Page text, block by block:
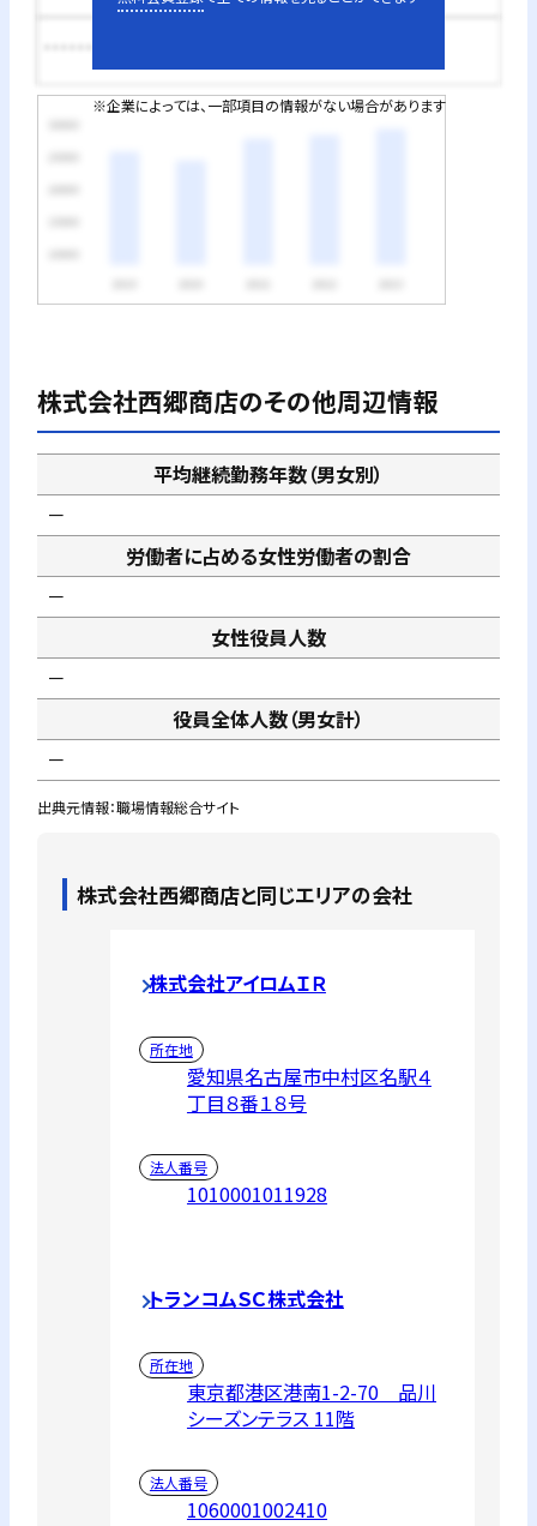
※企業によっては、一部項目の情報がない場合があります
株式会社西郷商店のその他周辺情報
平均継続勤務年数（男女別）
－
労働者に占める女性労働者の割合
－
女性役員人数
－
役員全体人数（男女計）
－
出典元情報：職場情報総合サイト
株式会社西郷商店と同じエリアの会社
株式会社アイロムＩＲ
所在地
愛知県名古屋市中村区名駅４
丁目８番１８号
法人番号
1010001011928
トランコムＳＣ株式会社
所在地
東京都港区港南1-2-70 品川
シーズンテラス 11階
法人番号
1060001002410